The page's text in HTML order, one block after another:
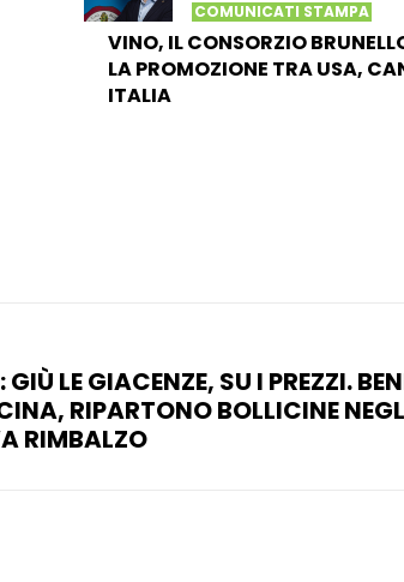
COMUNICATI STAMPA
VINO, IL CONSORZIO
LA PROMOZIONE TRA USA,
ITALIA
LE GIACENZE, SU I PREZZI.
RIPARTONO BOLLICINE
RIMBALZO